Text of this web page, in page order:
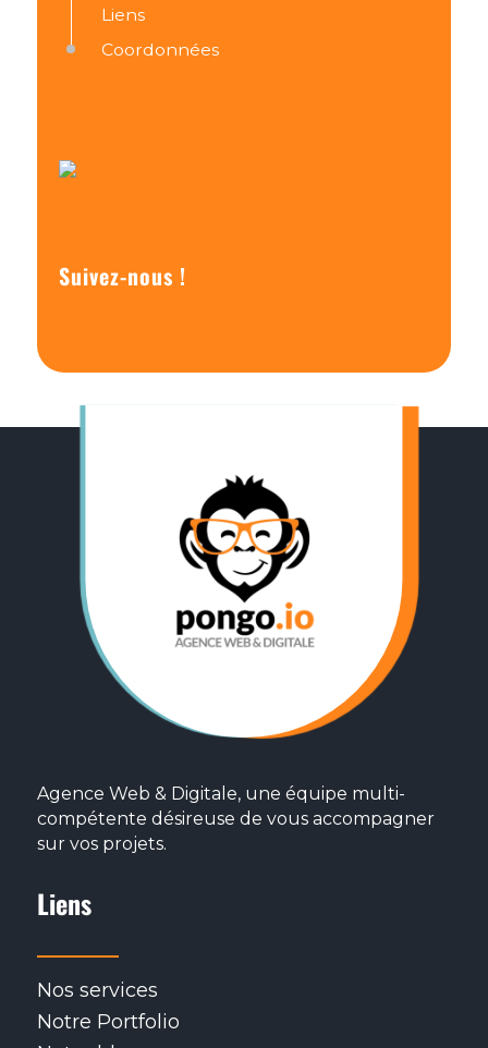
Liens
Coordonnées
Suivez-nous !
Agence Web & Digitale, une équipe multi-
compétente désireuse de vous accompagner
sur vos projets.
Liens
Nos services
Notre Portfolio